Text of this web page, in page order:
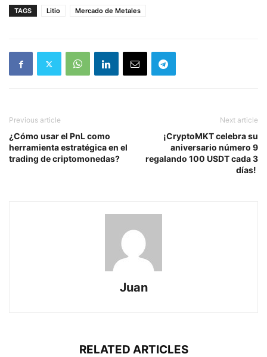
TAGS Litio Mercado de Metales
Previous article
¿Cómo usar el PnL como
herramienta estratégica en el
trading de criptomonedas?
Next article
¡CryptoMKT celebra su
aniversario número 9
regalando 100 USDT cada 3
días!
Juan
RELATED ARTICLES